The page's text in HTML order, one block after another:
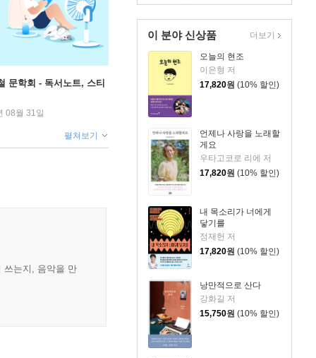
이 분야 신상품
오늘의 현조
이은형 저
17,820원 (10% 할인)
언제나 사랑을 노래할
게요
우타고코로 리에 저
17,820원 (10% 할인)
내 목소리가 너에게
닿기를
정재헌 저
17,820원 (10% 할인)
낭만적으로 산다
강화길 저
15,750원 (10% 할인)
더보기
문학회 - 독서노트, 스티
08월 31일
펼쳐보기
쓰는지, 음악을 만